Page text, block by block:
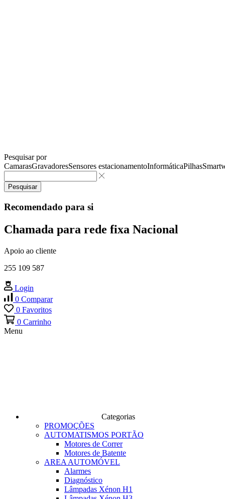
Pesquisar por
CamarasGravadoresSensores estacionamentoInformáticaPilhas
Pesquisar
Recomendado para si
Chamada para rede fixa Nacional
Apoio ao cliente
255 109 587
Login
0 Comparar
0 Favoritos
0 Carrinho
Menu
Categorias
PROMOÇÕES
AUTOMATISMOS PORTÃO
Motores de Correr
Motores de Batente
AREA AUTOMÓVEL
Alarmes
Diagnóstico
Lâmpadas Xénon H1